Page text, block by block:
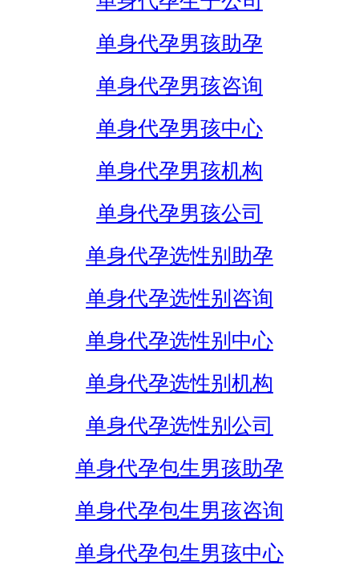
单身代孕男孩助孕
单身代孕男孩咨询
单身代孕男孩中心
单身代孕男孩机构
单身代孕男孩公司
单身代孕选性别助孕
单身代孕选性别咨询
单身代孕选性别中心
单身代孕选性别机构
单身代孕选性别公司
单身代孕包生男孩助孕
单身代孕包生男孩咨询
单身代孕包生男孩中心